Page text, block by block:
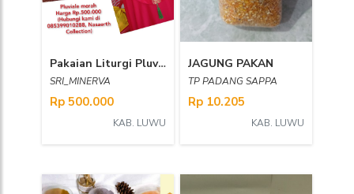
Pakaian Liturgi Pluviale/Korkap
SRI_MINERVA
Rp 500.000
KAB. LUWU
JAGUNG PAKAN
TP PADANG SAPPA
Rp 10.205
KAB. LUWU